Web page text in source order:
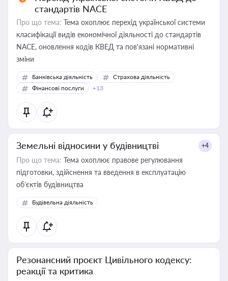
стандартів NACE
Про що тема: Тема охоплює перехід української системи
класифікації видів економічної діяльності до стандартів
NACE, оновлення кодів КВЕД та пов'язані нормативні
зміни
Банківська діяльність
Страхова діяльність
Фінансові послуги
+13
Земельні відносини у будівництві +4
Про що тема: Тема охоплює правове регулювання
підготовки, здійснення та введення в експлуатацію
об’єктів будівництва
Будівельна діяльність
Резонансний проєкт Цивільного кодексу:
реакції та критика